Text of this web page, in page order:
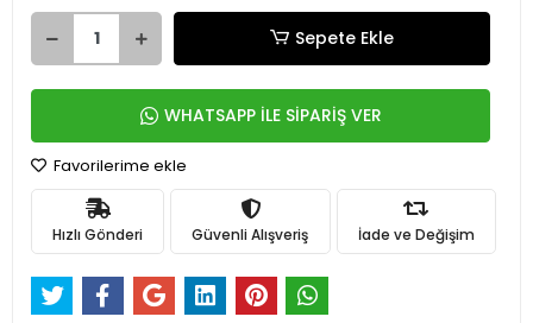
Sepete Ekle
WHATSAPP İLE SİPARİŞ VER
Favorilerime ekle
Hızlı Gönderi Güvenli Alışveriş İade ve Değişim